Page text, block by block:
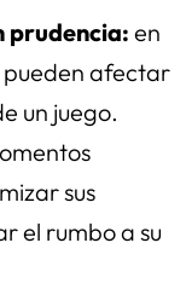
prudencia: en
pueden afectar
un juego.
sus
el rumbo a su